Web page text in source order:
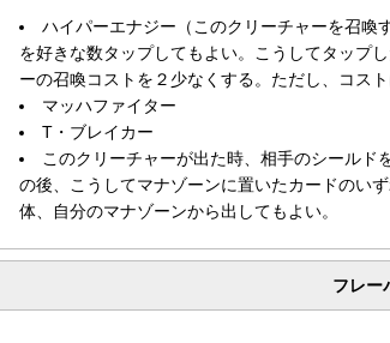
ハイパーエナジー（このクリーチャーを召喚
を好きな数タップしてもよい。こうしてタップ
ーの召喚コストを２少なくする。ただし、コス
マッハファイター
T・ブレイカー
このクリーチャーが出た時、相手のシールド
の後、こうしてマナゾーンに置いたカードのい
体、自分のマナゾーンから出してもよい。
フレー